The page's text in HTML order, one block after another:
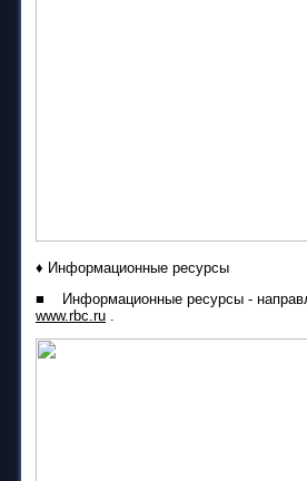
♦ Информационные ресурсы
■
Информационные ресурсы -
www.rbc.ru